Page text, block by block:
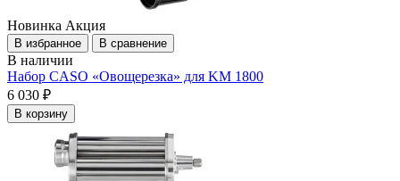
Новинка Акция
В избранное В сравнение
В наличии
Набор CASO «Овощерезка» для KM 1800
6 030 ₽
В корзину